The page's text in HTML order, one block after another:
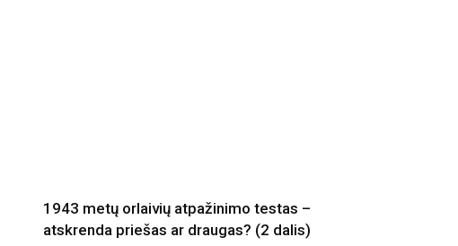
1943 metų orlaivių atpažinimo testas –
atskrenda priešas ar draugas? (2 dalis)